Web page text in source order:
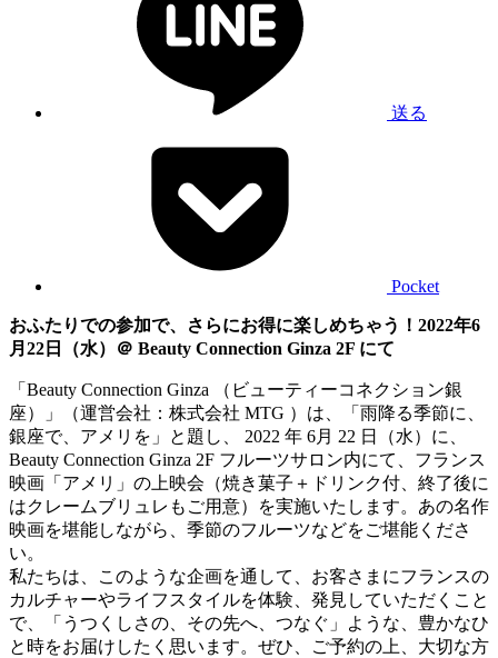
送る
Pocket
おふたりでの参加で、さらにお得に楽しめちゃう！2022年6
月22日（水）＠ Beauty Connection Ginza 2F にて
「Beauty Connection Ginza （ビューティーコネクション銀
座）」（運営会社：株式会社 MTG ）は、「雨降る季節に、
銀座で、アメリを」と題し、 2022 年 6月 22 日（水）に、
Beauty Connection Ginza 2F フルーツサロン内にて、フランス
映画「アメリ」の上映会（焼き菓子＋ドリンク付、終了後に
はクレームブリュレもご用意）を実施いたします。あの名作
映画を堪能しながら、季節のフルーツなどをご堪能くださ
い。
私たちは、このような企画を通して、お客さまにフランスの
カルチャーやライフスタイルを体験、発見していただくこと
で、「うつくしさの、その先へ、つなぐ」ような、豊かなひ
と時をお届けしたく思います。ぜひ、ご予約の上、大切な方